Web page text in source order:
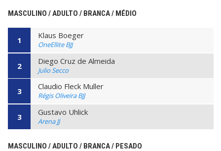
MASCULINO / ADULTO / BRANCA / MÉDIO
1 Klaus Boeger
OneEllite BJJ
2 Diego Cruz de Almeida
Julio Secco
3 Claudio Fleck Muller
Régis Oliveira BJJ
3 Gustavo Uhlick
Arena JJ
MASCULINO / ADULTO / BRANCA / PESADO